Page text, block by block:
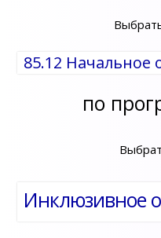
85.12 Начальное
по